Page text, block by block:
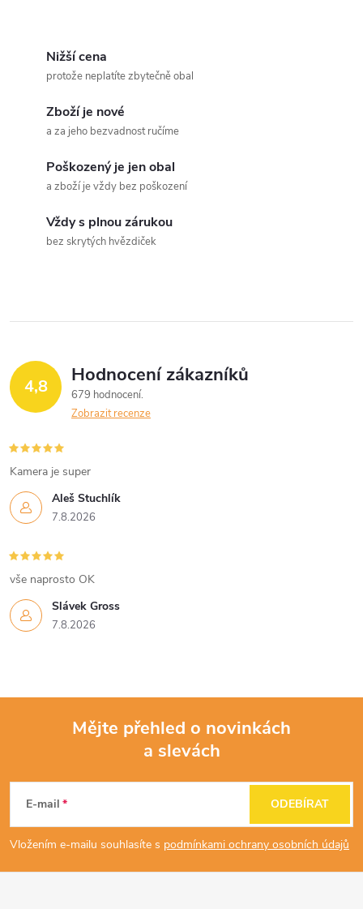
r
v
k
v
ý
p
i
s
u
Nižší cena
protože neplatíte zbytečně obal
Zboží je nové
a za jeho bezvadnost ručíme
Poškozený je jen obal
a zboží je vždy bez poškození
Vždy s plnou zárukou
bez skrytých hvězdiček
4,8 Hodnocení zákazníků
679 hodnocení
Zobrazit recenze
Aleš Stuchlík
7.8.2026
Kamera je super
Slávek Gross
7.8.2026
vše naprosto OK
p
a
Mějte přehled o novinkách
a slevách
E-mail
Vložením e-mailu souhlasíte s podmínkami ochrany osobních údajů
ODEBÍRAT